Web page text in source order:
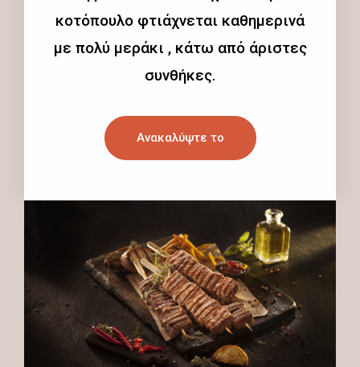
κοτόπουλο φτιάχνεται καθημερινά
με πολύ μεράκι , κάτω από άριστες
συνθήκες.
Ανακαλύψτε το